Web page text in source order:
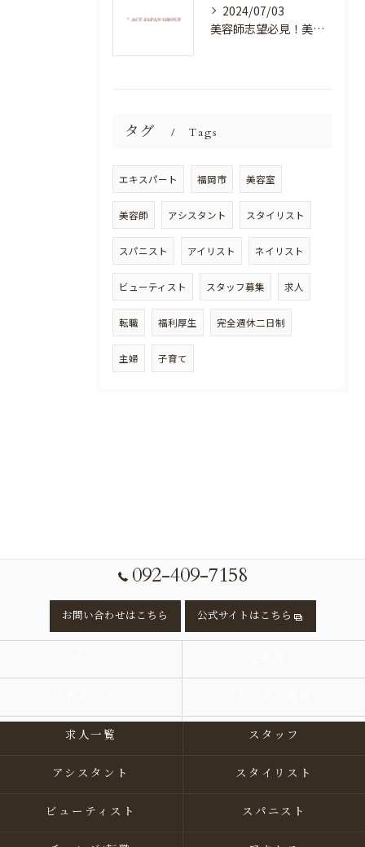
2024/07/03
美容師志望必見！美容室NEWSTANDARDで最高のスキルアップを目指そう！
タグ Tags
エキスパート 福岡市 美容室
美容師 アシスタント スタイリスト
スパニスト アイリスト ネイリスト
ビューティスト スタッフ募集 求人
転職 福利厚生 完全週休二日制
主婦 子育て
092-409-7158
お問い合わせはこちら 公式サイトはこちら
求人一覧 スタッフ
アシスタント スタイリスト
ビューティスト スパニスト